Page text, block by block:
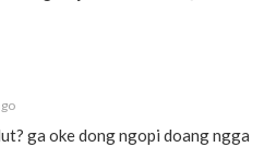
ga oke dong ngopi doang ngga